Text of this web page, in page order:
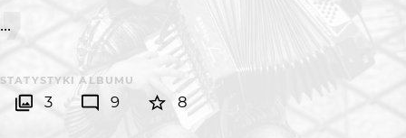
...
STATYSTYKI ALBUMU
3 9 8